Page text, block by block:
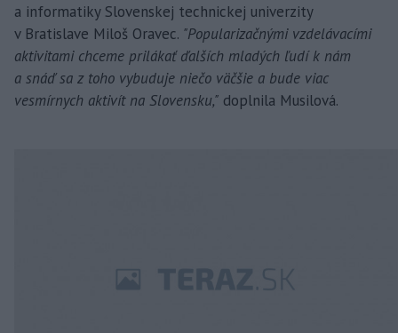
a informatiky Slovenskej technickej univerzity
v Bratislave Miloš Oravec. "Popularizačnými vzdelávacími
aktivitami chceme prilákať ďalších mladých ľudí k nám
a snáď sa z toho vybuduje niečo väčšie a bude viac
vesmírnych aktivít na Slovensku," doplnila Musilová.